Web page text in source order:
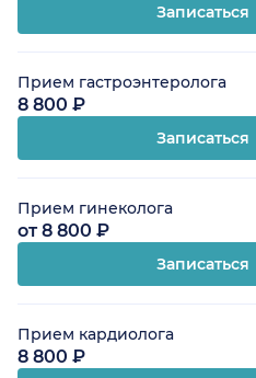
Записаться
Прием гастроэнтеролога
8 800 ₽
Записаться
Прием гинеколога
от 8 800 ₽
Записаться
Прием кардиолога
8 800 ₽